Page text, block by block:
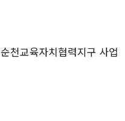
천교육자치협력지구 사업